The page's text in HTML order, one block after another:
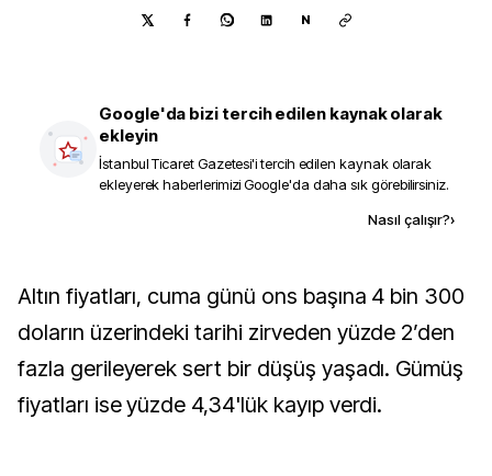
N
Google'da bizi tercih edilen kaynak olarak
ekleyin
İstanbul Ticaret Gazetesi'i tercih edilen kaynak olarak
ekleyerek haberlerimizi Google'da daha sık görebilirsiniz.
Nasıl çalışır?›
Altın fiyatları, cuma günü ons başına 4 bin 300
doların üzerindeki tarihi zirveden yüzde 2’den
fazla gerileyerek sert bir düşüş yaşadı. Gümüş
fiyatları ise yüzde 4,34'lük kayıp verdi.